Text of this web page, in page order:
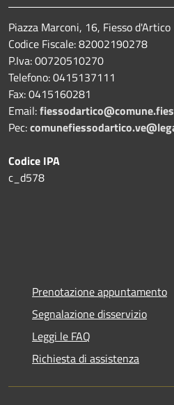
Piazza Marconi, 16, Fiesso d'Artico
Codice Fiscale: 82002190278
P.Iva: 00720510270
Telefono:0415137111
Fax:0415160281
Email:
Pec:
Codice IPA
c_d578
Prenotazione appuntamento
Segnalazione disservizio
Leggi le FAQ
Richiesta di assistenza